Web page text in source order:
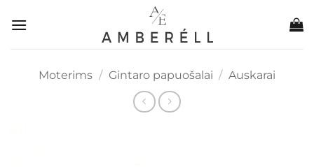
Moterims / Gintaro papuošalai / Auskarai